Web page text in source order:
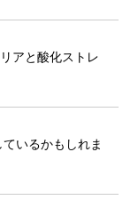
アと酸化ストレ
いるかもしれま